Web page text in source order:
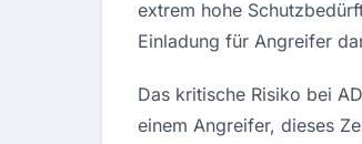
extrem hohe
Einladung für Angreifer
Das kritische Risiko bei
einem Angreifer, dieses